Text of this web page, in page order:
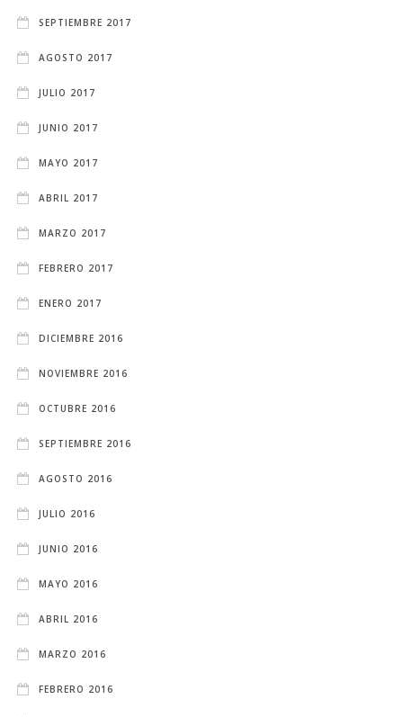
SEPTIEMBRE 2017
AGOSTO 2017
JULIO 2017
JUNIO 2017
MAYO 2017
ABRIL 2017
MARZO 2017
FEBRERO 2017
ENERO 2017
DICIEMBRE 2016
NOVIEMBRE 2016
OCTUBRE 2016
SEPTIEMBRE 2016
AGOSTO 2016
JULIO 2016
JUNIO 2016
MAYO 2016
ABRIL 2016
MARZO 2016
FEBRERO 2016